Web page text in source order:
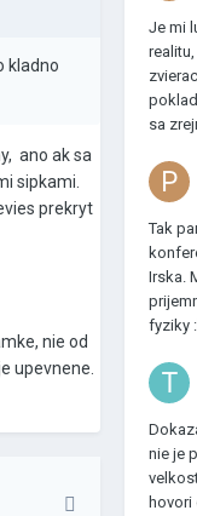
kladno
ano ak sa
sipkami.
prekryt
nie od
upevnene.
Je mi
sa
Tak
Irska.
fyziky
nie je